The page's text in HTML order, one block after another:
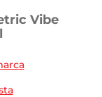
Vibe